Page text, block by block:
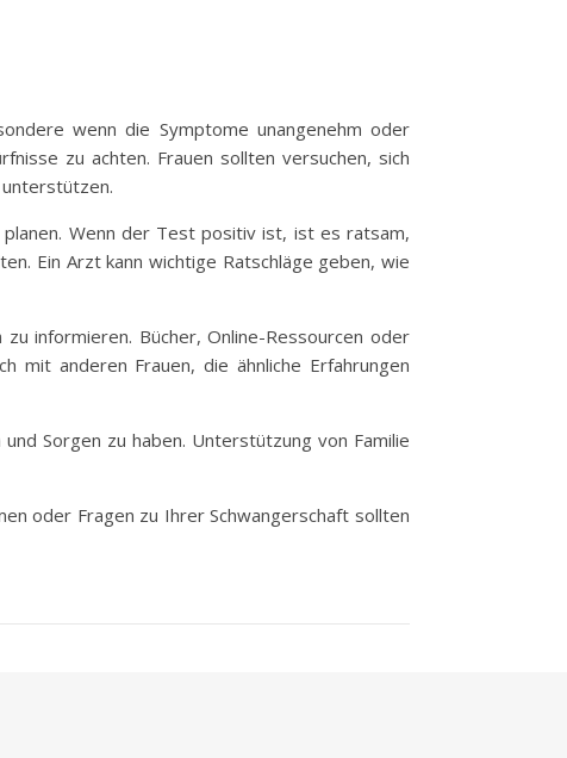
wenn die Symptome unangenehm oder
zu achten. Frauen sollten versuchen, sich
Wenn der Test positiv ist, ist es ratsam,
Ein Arzt kann wichtige Ratschläge geben, wie
informieren. Bücher, Online-Ressourcen oder
mit anderen Frauen, die ähnliche Erfahrungen
Sorgen zu haben. Unterstützung von Familie
oder Fragen zu Ihrer Schwangerschaft sollten